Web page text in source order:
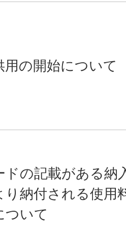
用の開始について
ドの記載がある納
り納付される使用
ついて